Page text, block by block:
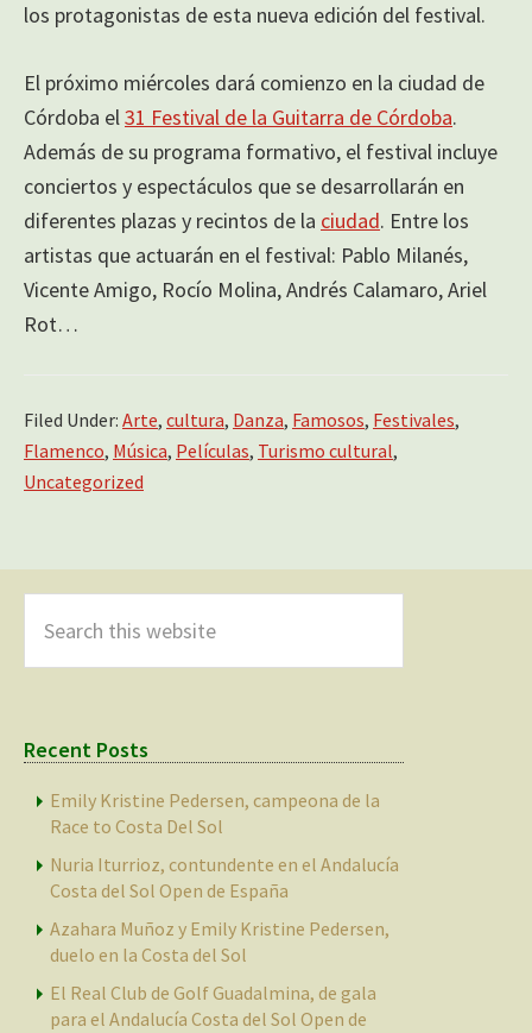
los protagonistas de esta nueva edición del festival.
El próximo miércoles dará comienzo en la ciudad de
Córdoba el31 Festival de la Guitarra de Córdoba.
Además de su programa formativo, el festival incluye
conciertos y espectáculos que se desarrollarán en
diferentes plazas y recintos de la ciudad. Entre los
artistas que actuarán en el festival: Pablo Milanés,
Vicente Amigo, Rocío Molina, Andrés Calamaro, Ariel
Rot…
Filed Under: Arte, cultura, Danza, Famosos, Festivales,
Flamenco, Música, Películas, Turismo cultural,
Uncategorized
Sidebar
this
website
Recent Posts
Emily Kristine Pedersen, campeona de la
Race to Costa Del Sol
Nuria Iturrioz, contundente en el Andalucía
Costa del Sol Open de España
Azahara Muñoz y Emily Kristine Pedersen,
duelo en la Costa del Sol
El Real Club de Golf Guadalmina, de gala
para el Andalucía Costa del Sol Open de